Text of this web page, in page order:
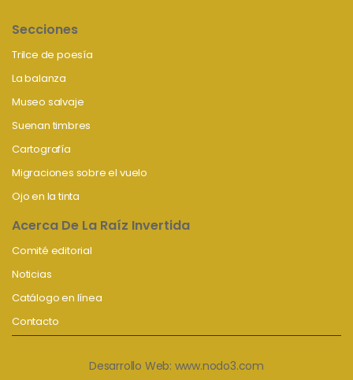
Secciones
Trilce de poesía
La balanza
Museo salvaje
Suenan timbres
Cartografía
Migraciones sobre el vuelo
Ojo en la tinta
Acerca De La Raíz Invertida
Comité editorial
Noticias
Catálogo en línea
Contacto
Desarrollo Web: www.nodo3.com